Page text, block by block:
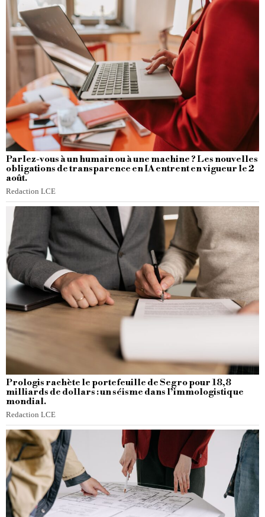
Parlez-vous à un humain ou à une machine ? Les nouvelles
obligations de transparence en IA entrent en vigueur le 2
août.
Redaction LCE
Prologis rachète le portefeuille de Segro pour 18,8
milliards de dollars : un séisme dans l’immologistique
mondial.
Redaction LCE